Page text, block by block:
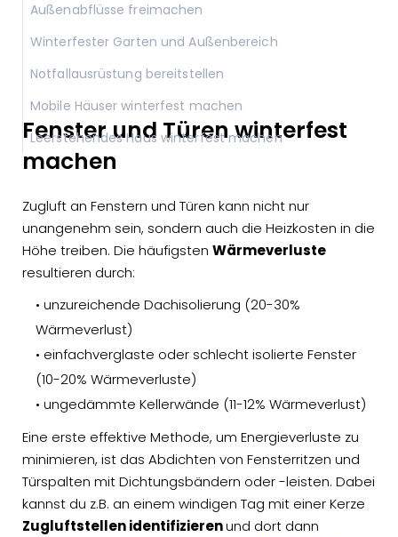
Außenabflüsse freimachen
Winterfester Garten und Außenbereich
Notfallausrüstung bereitstellen
Mobile Häuser winterfest machen
Leerstehendes Haus winterfest machen
Fenster und Türen winterfest
machen
Zugluft an Fenstern und Türen kann nicht nur
unangenehm sein, sondern auch die Heizkosten in die
Höhe treiben. Die häufigsten Wärmeverluste
resultieren durch:
• unzureichende Dachisolierung (20-30%
Wärmeverlust)
• einfachverglaste oder schlecht isolierte Fenster
(10-20% Wärmeverluste)
• ungedämmte Kellerwände (11-12% Wärmeverlust)
Eine erste effektive Methode, um Energieverluste zu
minimieren, ist das Abdichten von Fensterritzen und
Türspalten mit Dichtungsbändern oder -leisten. Dabei
kannst du z.B. an einem windigen Tag mit einer Kerze
Zugluftstellen identifizierenund dort dann